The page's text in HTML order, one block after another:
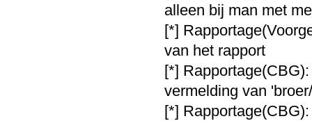
alleen bij man met
[*]
van het rapport
[*]
vermelding van
[*]